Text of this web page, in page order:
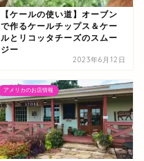
【ケールの使い道】オーブン
で作るケールチップス＆ケー
ルとリコッタチーズのスムー
ジー
2023年6月12日
アメリカのお店情報